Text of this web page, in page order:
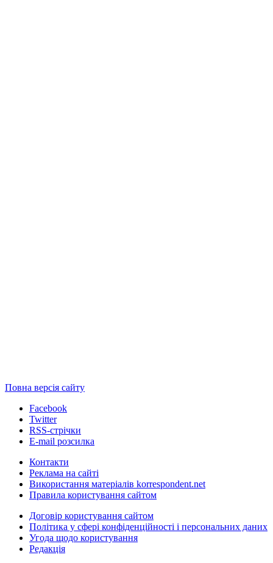
Повна версія сайту
Facebook
Twitter
RSS-стрічки
E-mail розсилка
Контакти
Реклама на сайті
Використання матеріалів korrespondent.net
Правила користування сайтом
Договір користування сайтом
Політика у сфері конфіденційності і персональних даних
Угода щодо користування
Редакція